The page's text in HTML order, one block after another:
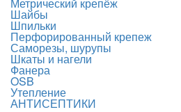
Шайбы
Шпильки
Перфорированный крепеж
Саморезы, шурупы
Шкаты и нагели
Фанера
OSB
Утепление
АНТИСЕПТИКИ